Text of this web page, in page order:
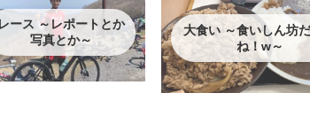
レース ～レポートとか
写真とか～
大食い ～食いしん坊
ね！w～